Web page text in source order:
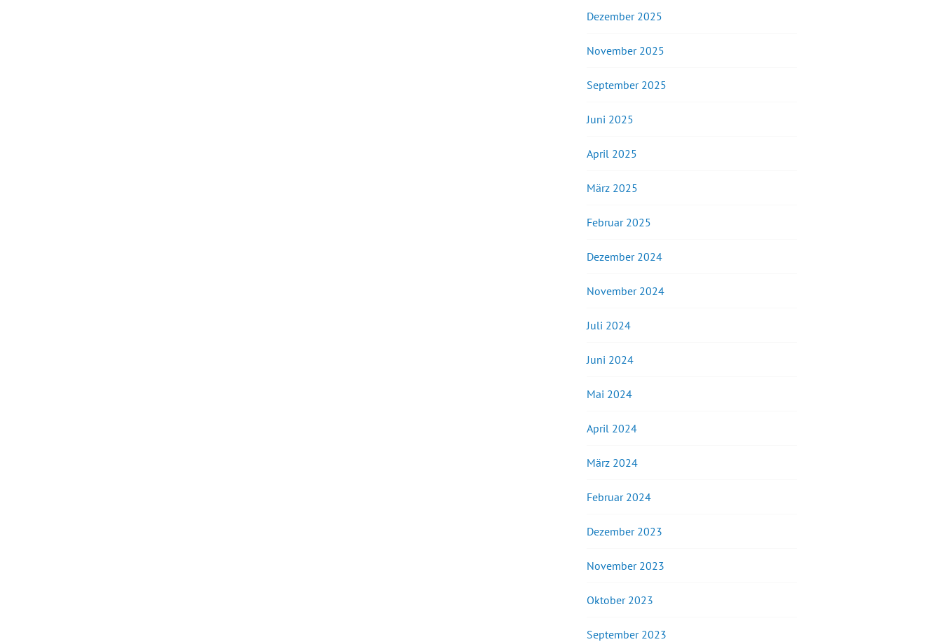
Dezember 2025
November 2025
September 2025
Juni 2025
April 2025
März 2025
Februar 2025
Dezember 2024
November 2024
Juli 2024
Juni 2024
Mai 2024
April 2024
März 2024
Februar 2024
Dezember 2023
November 2023
Oktober 2023
September 2023